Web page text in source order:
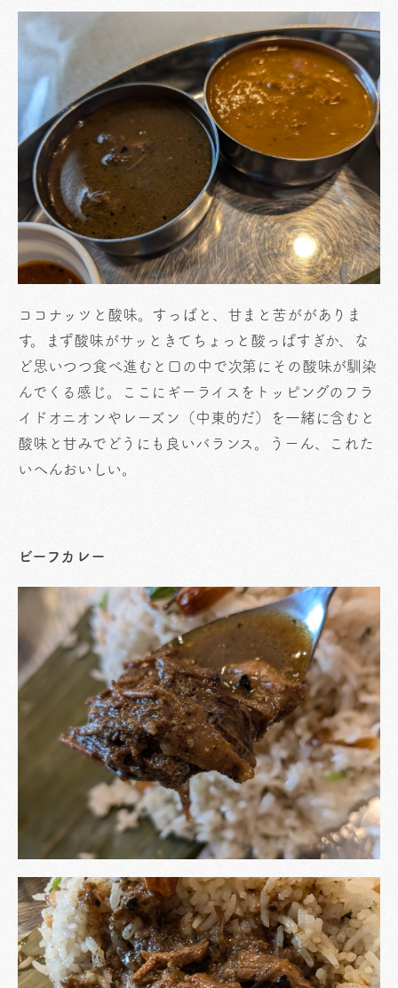
ココナッツと酸味。すっぱと、甘まと苦ががありま
す。まず酸味がサッときてちょっと酸っぱすぎか、な
ど思いつつ食べ進むと口の中で次第にその酸味が馴染
んでくる感じ。ここにギーライスをトッピングのフラ
イドオニオンやレーズン（中東的だ）を一緒に含むと
酸味と甘みでどうにも良いバランス。うーん、これた
いへんおいしい。
ビーフカレー